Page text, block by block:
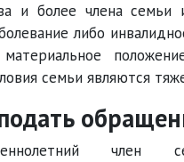
и более члена семьи
либо
семьи являются
член